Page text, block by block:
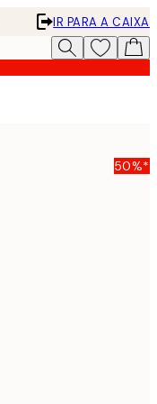
IR PARA A CAIXA
50%*